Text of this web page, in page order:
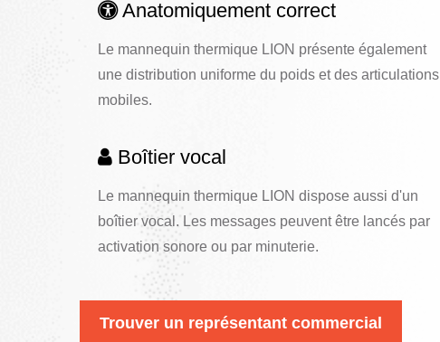
Anatomiquement correct
Le mannequin thermique LION présente également
une distribution uniforme du poids et des articulations
mobiles.
Boîtier vocal
Le mannequin thermique LION dispose aussi d'un
boîtier vocal. Les messages peuvent être lancés par
activation sonore ou par minuterie.
Trouver un représentant commercial